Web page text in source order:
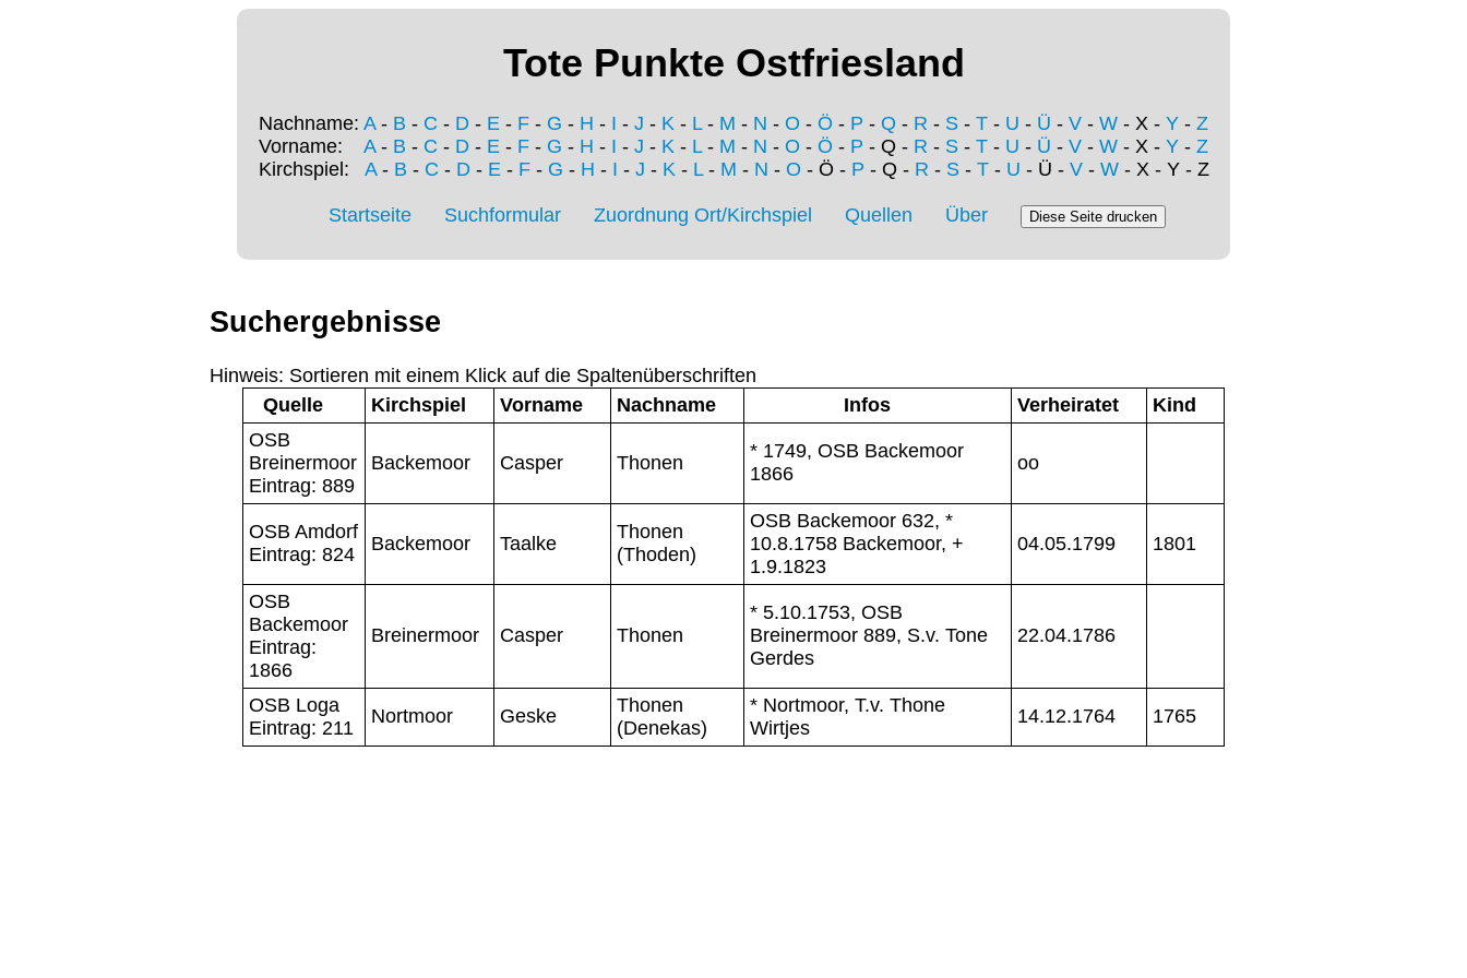
Tote Punkte Ostfriesland
Nachname: A- B - C - D - E - F - G - H - I - J - K - L- M - N - O - Ö - P - Q - R - S - T - U - Ü - V - W - X - Y - Z
Vorname: A- B - C - D - E - F - G - H - I - J - K - L- M - N - O - Ö - P - Q - R - S - T - U - Ü - V - W - X - Y - Z
Kirchspiel: A- B - C - D- E- F- G - H - I - J - K- L- M - N - O - Ö - P - Q - R - S- T- U - Ü - V- W- X - Y - Z
Startseite Suchformular Zuordnung Ort/Kirchspiel Quellen Über
Suchergebnisse
Hinweis: Sortieren mit einem Klick auf die Spaltenüberschriften
Quelle
Kirchspiel Vorname Nachname Infos Verheiratet
Kind
OSB
Breinermoor
Eintrag: 889
Backemoor Casper Thonen
* 1749, OSB Backemoor
1866
oo
OSB Amdorf
Eintrag: 824
Backemoor Taalke
Thonen
(Thoden)
OSB Backemoor 632, *
10.8.1758 Backemoor, +
1.9.1823
04.05.1799 1801
OSB
Backemoor
Eintrag:
1866
Breinermoor Casper Thonen
* 5.10.1753, OSB
Breinermoor 889, S.v. Tone
Gerdes
22.04.1786
OSB Loga
Eintrag: 211
Nortmoor Geske
Thonen
(Denekas)
* Nortmoor, T.v. Thone
Wirtjes
14.12.1764 1765